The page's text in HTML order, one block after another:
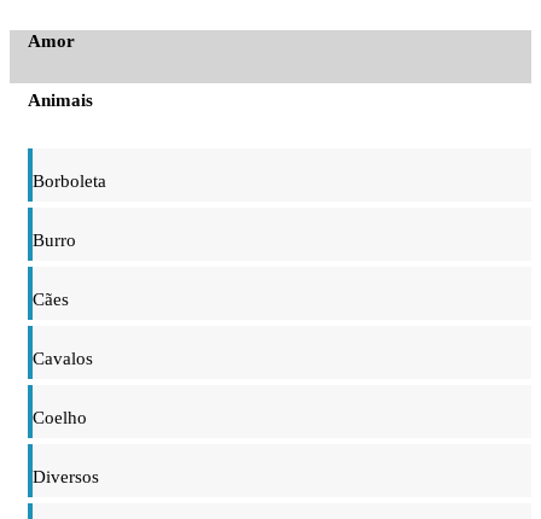
Amor
Animais
Borboleta
Burro
Cães
Cavalos
Coelho
Diversos